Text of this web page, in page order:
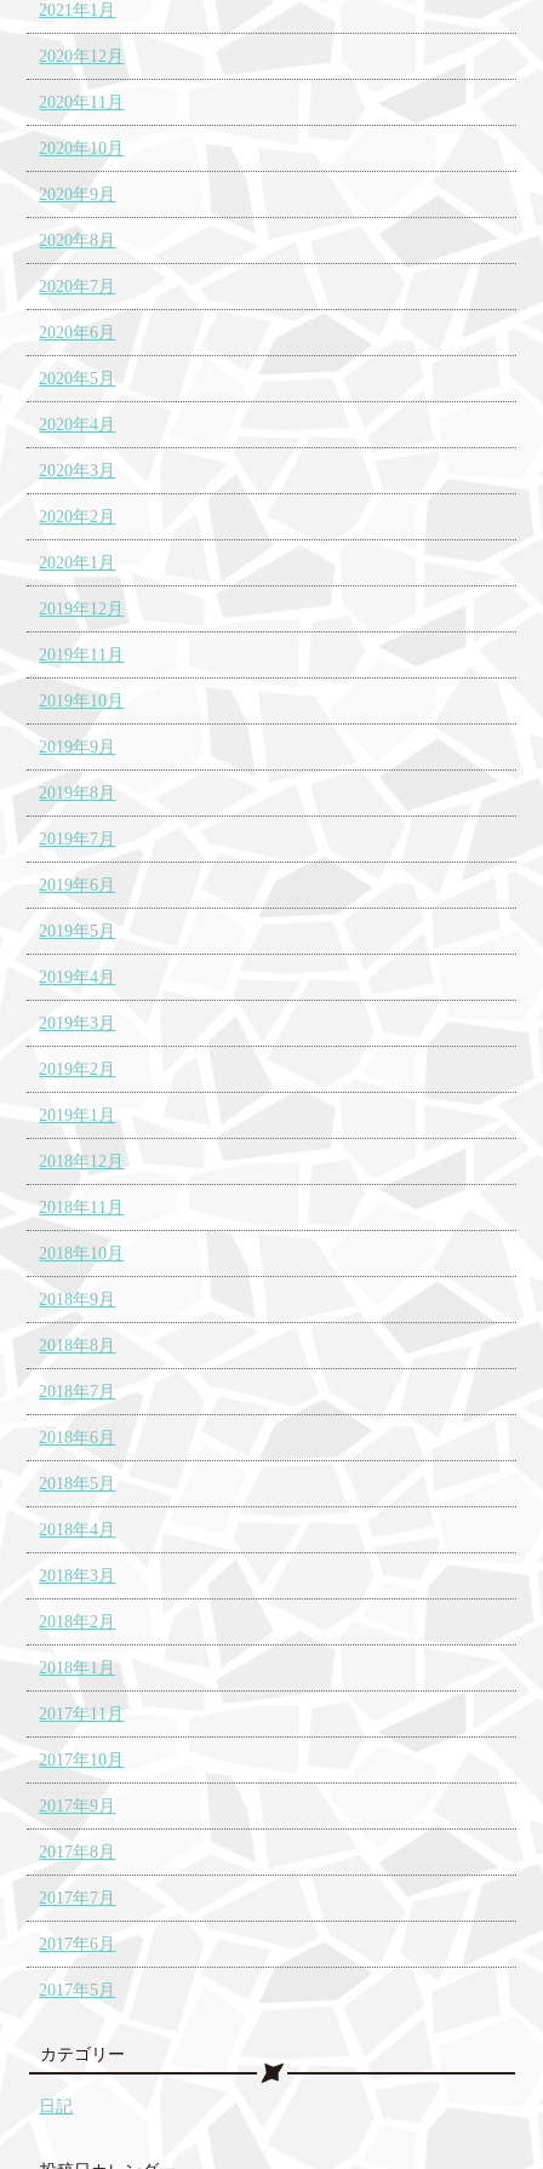
2021年1月
2020年12月
2020年11月
2020年10月
2020年9月
2020年8月
2020年7月
2020年6月
2020年5月
2020年4月
2020年3月
2020年2月
2020年1月
2019年12月
2019年11月
2019年10月
2019年9月
2019年8月
2019年7月
2019年6月
2019年5月
2019年4月
2019年3月
2019年2月
2019年1月
2018年12月
2018年11月
2018年10月
2018年9月
2018年8月
2018年7月
2018年6月
2018年5月
2018年4月
2018年3月
2018年2月
2018年1月
2017年11月
2017年10月
2017年9月
2017年8月
2017年7月
2017年6月
2017年5月
カテゴリー
日記